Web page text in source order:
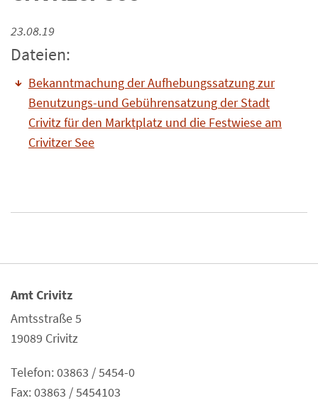
23.08.19
Dateien:
Bekanntmachung der Aufhebungssatzung zur
Benutzungs-und Gebührensatzung der Stadt
Crivitz für den Marktplatz und die Festwiese am
Crivitzer See
Amt Crivitz
Amtsstraße 5
19089 Crivitz
Telefon: 03863 / 5454-0
Fax: 03863 / 5454103